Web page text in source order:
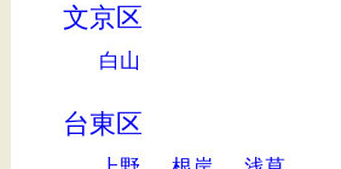
文京区
白山
台東区